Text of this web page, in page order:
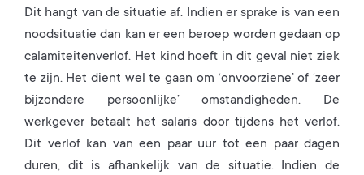
Dit hangt van de situatie af. Indien er sprake is van een
noodsituatie dan kan er een beroep worden gedaan op
calamiteitenverlof. Het kind hoeft in dit geval niet ziek
te zijn. Het dient wel te gaan om ‘onvoorziene’ of ‘zeer
bijzondere persoonlijke’ omstandigheden. De
werkgever betaalt het salaris door tijdens het verlof.
Dit verlof kan van een paar uur tot een paar dagen
duren, dit is afhankelijk van de situatie. Indien de